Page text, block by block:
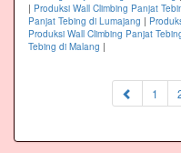
| Produksi Wall Climbing Panjat
Panjat Tebing di Lumajang |
Produksi Wall Climbing Panjat
Tebing di Malang |
1